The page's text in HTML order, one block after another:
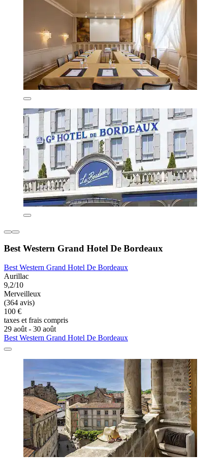
Best Western Grand Hotel De Bordeaux
Best Western Grand Hotel De Bordeaux
Aurillac
9,2/10
Merveilleux
(364 avis)
100 €
taxes et frais compris
29 août - 30 août
Best Western Grand Hotel De Bordeaux